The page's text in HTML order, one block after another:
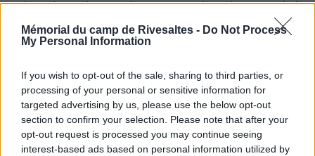
Mémorial du camp de Rivesaltes - Do Not Process
My Personal Information
If you wish to opt-out of the sale, sharing to third parties, or
processing of your personal or sensitive information for
targeted advertising by us, please use the below opt-out
section to confirm your selection. Please note that after your
opt-out request is processed you may continue seeing
interest-based ads based on personal information utilized by
Rivesaltes, de nombreuses recherches ont été
menées afin de documenter les divers
aspects de l'histoire du camp et de ses
Afin de faire état de ces recherches et de les
restituer, la Région Languedoc-Roussillon
lance la collection "Les Cahiers de Rivesaltes".
Pour que la souffrance et l'histoire de ceux que
la France a considéré comme "indésirables"